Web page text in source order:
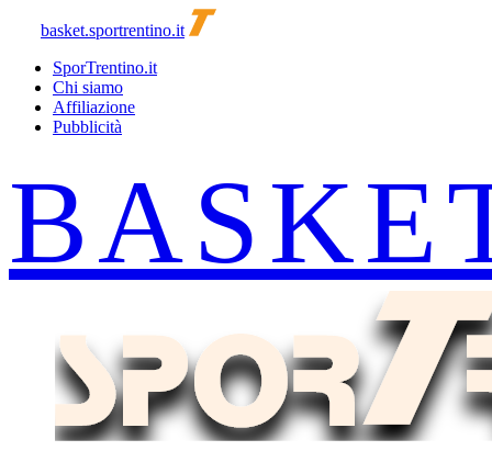
basket.sportrentino.it
SporTrentino.it
Chi siamo
Affiliazione
Pubblicità